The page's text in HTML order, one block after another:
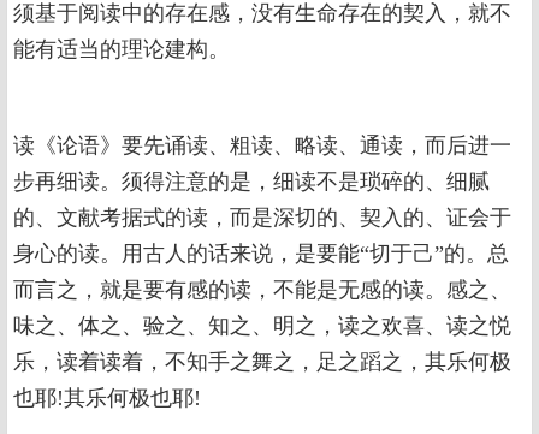
须基于阅读中的存在感，没有生命存在的契入，就不
能有适当的理论建构。
读《论语》要先诵读、粗读、略读、通读，而后进一
步再细读。须得注意的是，细读不是琐碎的、细腻
的、文献考据式的读，而是深切的、契入的、证会于
身心的读。用古人的话来说，是要能“切于己”的。总
而言之，就是要有感的读，不能是无感的读。感之、
味之、体之、验之、知之、明之，读之欢喜、读之悦
乐，读着读着，不知手之舞之，足之蹈之，其乐何极
也耶!其乐何极也耶!